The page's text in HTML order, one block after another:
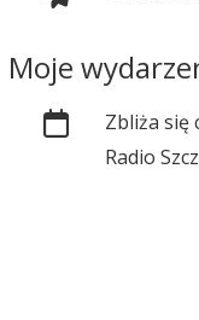
Moje
Zbliża się
Radio